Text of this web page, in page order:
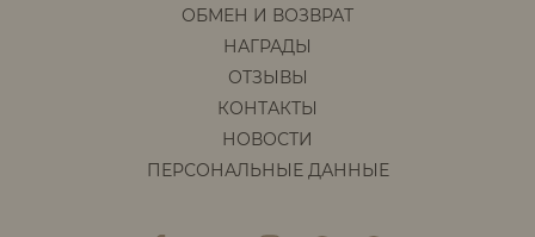
ОБМЕН И ВОЗВРАТ
НАГРАДЫ
ОТЗЫВЫ
КОНТАКТЫ
НОВОСТИ
ПЕРСОНАЛЬНЫЕ ДАННЫЕ